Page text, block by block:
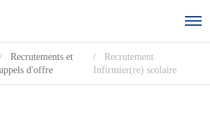
Recrutements et
appels d'offre
Recrutement
Infirmier(re) scolaire